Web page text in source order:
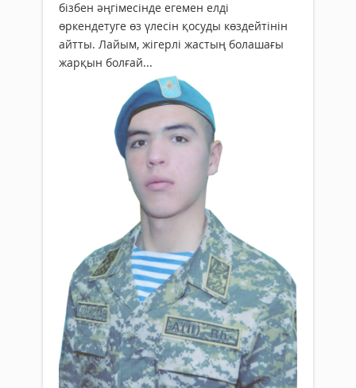
бізбен әңгімесінде егемен елді
өркендетуге өз үлесін қосуды көздейтінін
айтты. Лайым, жігерлі жастың болашағы
жарқын болғай...